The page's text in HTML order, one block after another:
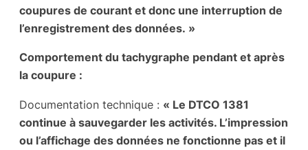
coupures de courant et donc une interruption de
l’enregistrement des données. »
Comportement du tachygraphe pendant et après
la coupure :
Documentation technique : « Le DTCO 1381
continue à sauvegarder les activités. L’impression
ou l’affichage des données ne fonctionne pas et il